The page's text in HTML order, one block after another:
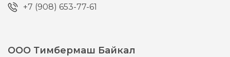
+7 (908) 653-77-61
ООО Тимбермаш Байкал